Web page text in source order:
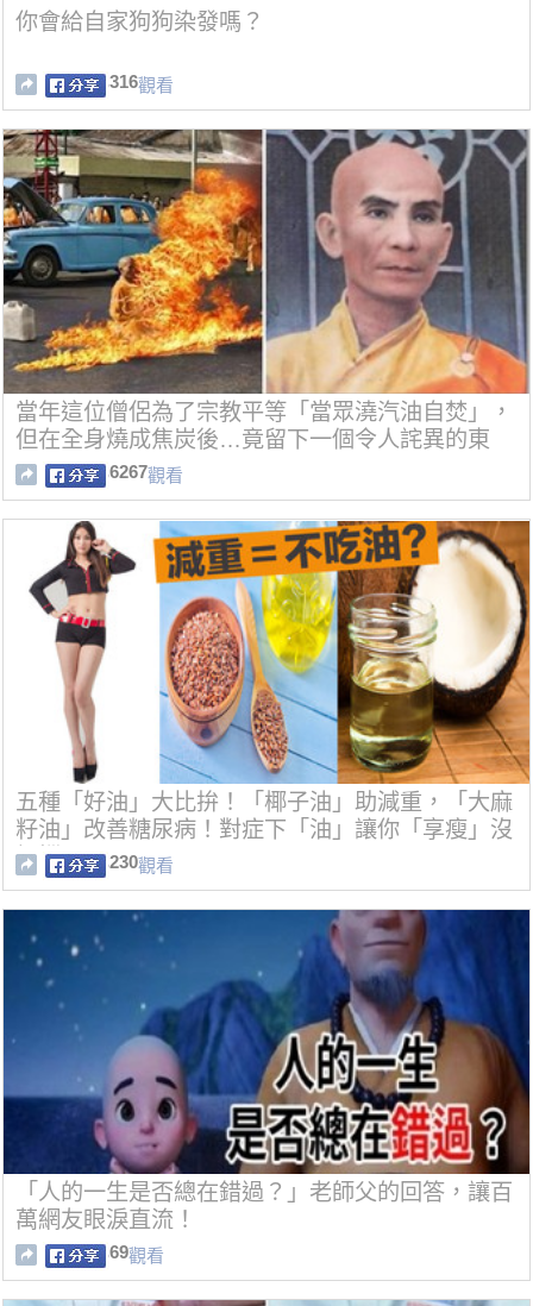
你會給自家狗狗染發嗎？
316觀看
當年這位僧侶為了宗教平等「當眾澆汽油自焚」，
但在全身燒成焦炭後…竟留下一個令人詫異的東
西！
6267觀看
五種「好油」大比拚！「椰子油」助減重，「大麻
籽油」改善糖尿病！對症下「油」讓你「享瘦」沒
煩惱！
230觀看
「人的一生是否總在錯過？」老師父的回答，讓百
萬網友眼淚直流！
69觀看